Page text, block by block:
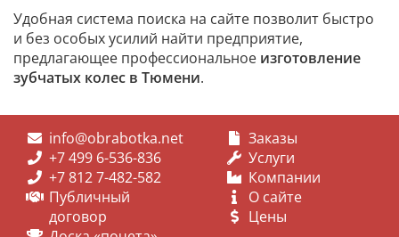
Удобная система поиска на сайте позволит быстро
и без особых усилий найти предприятие,
предлагающее профессиональное изготовление
зубчатых колес в Тюмени.
info@obrabotka.net
+7 499 6-536-836
+7 812 7-482-582
Публичный
договор
Заказы
Услуги
Компании
О сайте
Цены